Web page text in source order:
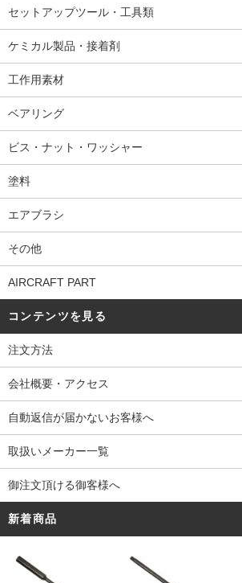
セットアップツール・工具類
ケミカル製品・接着剤
工作用素材
ベアリング
ビス・ナット・ワッシャー
塗料
エアブラシ
その他
AIRCRAFT PART
コンテンツを見る
注文方法
会社概要・アクセス
自動返信が届かないお客様へ
取扱いメーカー一覧
御注文頂ける御客様へ
新着商品